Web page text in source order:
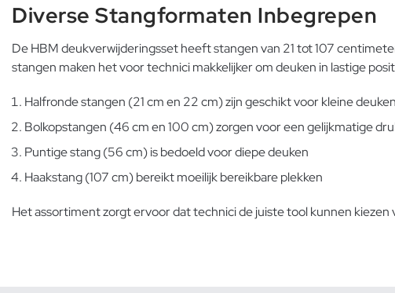
Diverse Stangformaten Inbegrepen
De HBM deukverwijderingsset heeft stangen van 21 tot 107
stangen maken het voor technici makkelijker om deuken in lastige
Halfronde stangen (21 cm en 22 cm) zijn geschikt voor kleine deuken
Bolkopstangen (46 cm en 100 cm) zorgen voor een gelijkmatige
Puntige stang (56 cm) is bedoeld voor diepe deuken
Haakstang (107 cm) bereikt moeilijk bereikbare plekken
Het assortiment zorgt ervoor dat technici de juiste tool kunnen